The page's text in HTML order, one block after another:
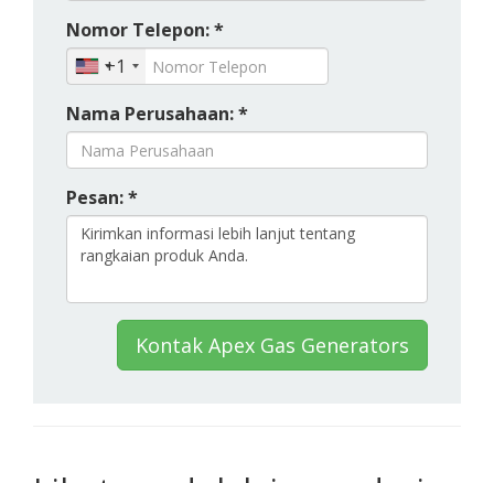
Nomor Telepon: *
+1
Nama Perusahaan: *
Pesan: *
Kontak Apex Gas Generators